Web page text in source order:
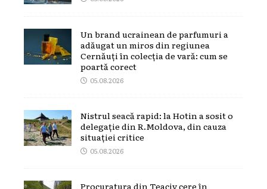
Un brand ucrainean de parfumuri a
adăugat un miros din regiunea
Cernăuți în colecția de vară: cum se
poartă corect
05.08.2026
Nistrul seacă rapid: la Hotin a sosit o
delegație din R.Moldova, din cauza
situației critice
05.08.2026
Procuratura din Teaciv cere în